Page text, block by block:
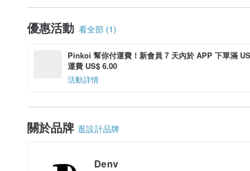
優惠活動 看全部 (1)
Pinkoi 幫你付運費！新會員 7 天內於 APP 下單滿
運費 US$ 6.00
活動詳情
關於品牌 逛設計品牌
Denv